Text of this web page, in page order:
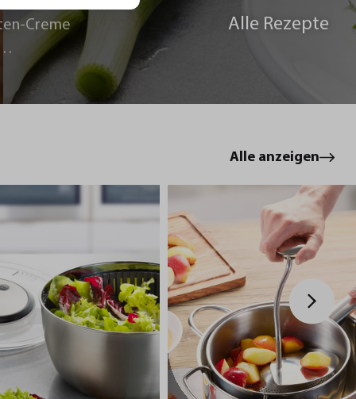
Creme
Alle Rezepte
Alle anzeigen